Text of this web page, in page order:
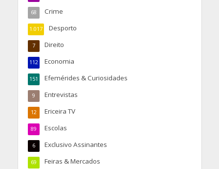
Crime
68
Desporto
1.017
Direito
7
Economia
112
Efemérides & Curiosidades
151
Entrevistas
9
Ericeira TV
12
Escolas
89
Exclusivo Assinantes
6
Feiras & Mercados
69